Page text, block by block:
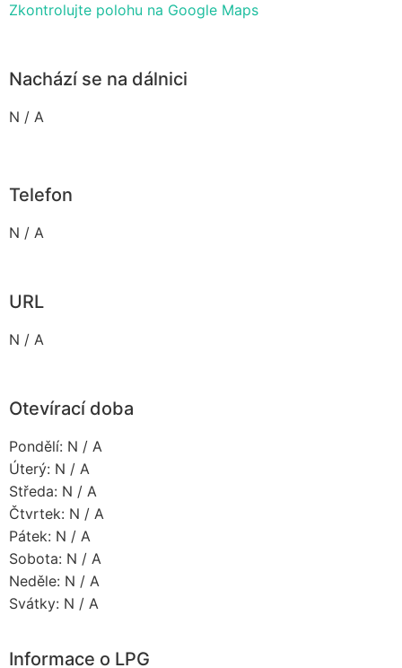
Zkontrolujte polohu na Google Maps
Nachází se na dálnici
N / A
Telefon
N / A
URL
N / A
Otevírací doba
Pondělí: N / A
Úterý: N / A
Středa: N / A
Čtvrtek: N / A
Pátek: N / A
Sobota: N / A
Neděle: N / A
Svátky: N / A
Informace o LPG